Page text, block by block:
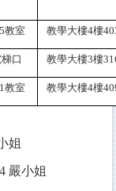
教室 教學大樓4樓
口 教學大樓3樓
教室 教學大樓4樓
姐
嚴小姐